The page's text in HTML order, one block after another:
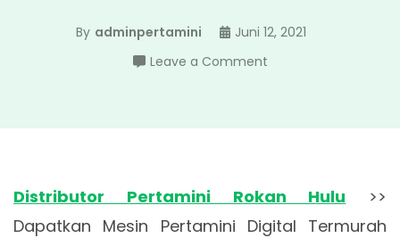
By adminpertamini
Juni 12, 2021
Leave a Commenton
Rokan
Distributor Pertamini Rokan Hulu >>
Dapatkan Mesin Pertamini Digital Termurah